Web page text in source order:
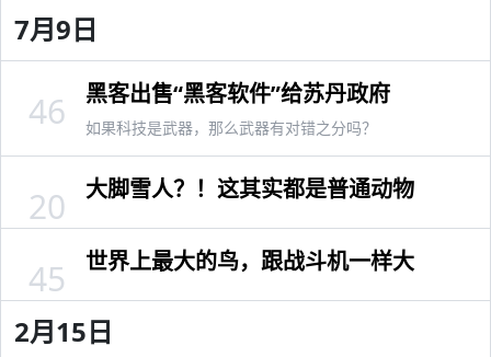
7月9日
黑客出售“黑客软件”给苏丹政府
如果科技是武器，那么武器有对错之分吗？
46
大脚雪人？！这其实都是普通动物
20
世界上最大的鸟，跟战斗机一样大
45
2月15日